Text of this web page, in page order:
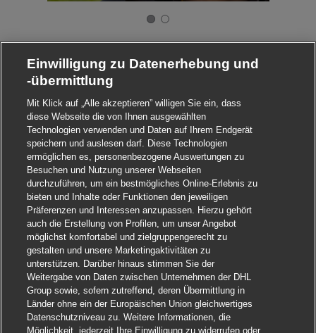
Einwilligung zu Datenerhebung und
-übermittlung
Mit Klick auf „Alle akzeptieren” willigen Sie ein, dass
diese Webseite die von Ihnen ausgewählten
Technologien verwenden und Daten auf Ihrem Endgerät
speichern und auslesen darf. Diese Technologien
ermöglichen es, personenbezogene Auswertungen zu
Besuchen und Nutzung unserer Webseiten
durchzuführen, um ein bestmögliches Online-Erlebnis zu
bieten und Inhalte oder Funktionen den jeweiligen
Präferenzen und Interessen anzupassen. Hierzu gehört
auch die Erstellung von Profilen, um unser Angebot
möglichst komfortabel und zielgruppengerecht zu
gestalten und unsere Marketingaktivitäten zu
unterstützen. Darüber hinaus stimmen Sie der
Weitergabe von Daten zwischen Unternehmen der DHL
Group sowie, sofern zutreffend, deren Übermittlung in
Länder ohne ein der Europäischen Union gleichwertiges
Datenschutzniveau zu. Weitere Informationen, die
Möglichkeit, jederzeit Ihre Einwilligung zu widerrufen oder